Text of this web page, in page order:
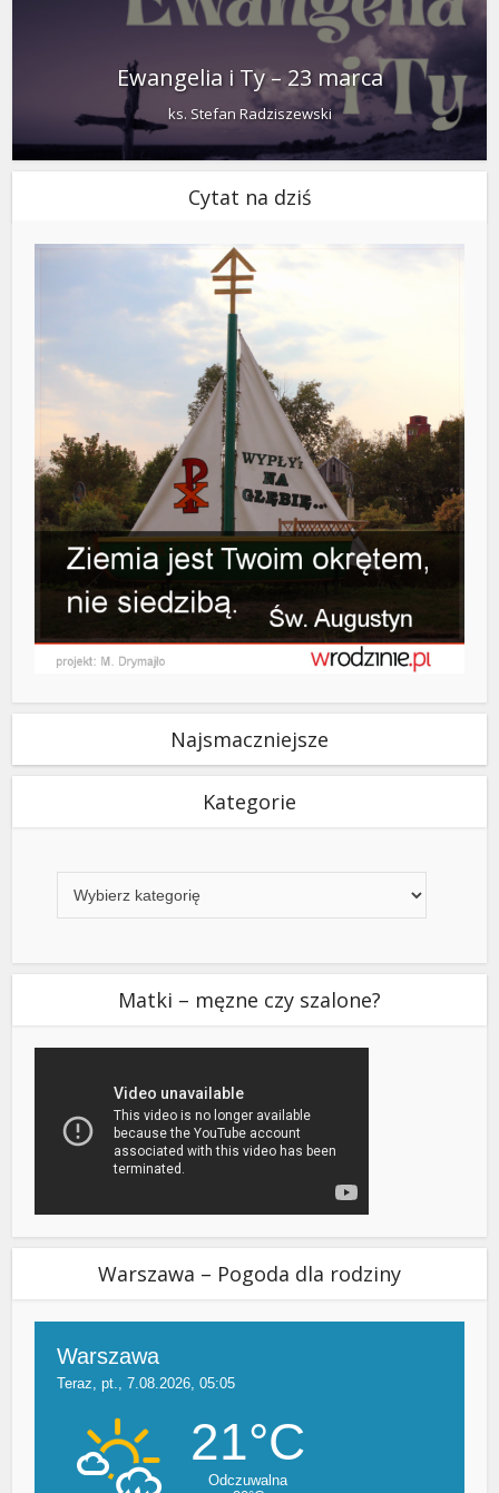
Ewangelia i Ty – 23 marca
ks. Stefan Radziszewski
Cytat na dziś
Najsmaczniejsze
Kategorie
Matki – męzne czy szalone?
Warszawa – Pogoda dla rodziny